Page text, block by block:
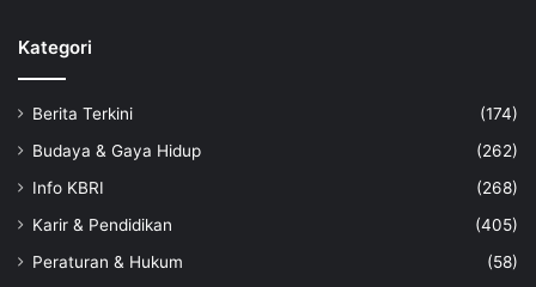
Kategori
Berita Terkini
(174)
Budaya & Gaya Hidup
(262)
Info KBRI
(268)
Karir & Pendidikan
(405)
Peraturan & Hukum
(58)